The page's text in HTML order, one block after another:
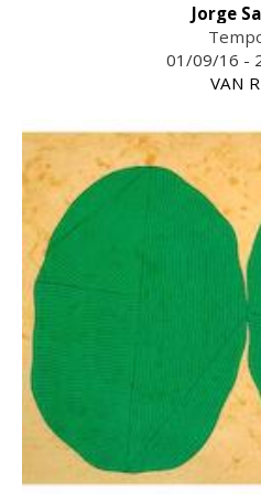
Jorge
01/09/16 -
VAN